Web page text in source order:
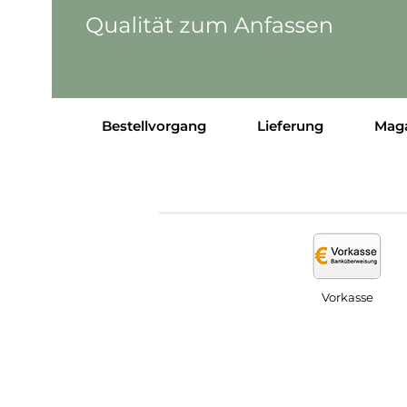
Bestellvorgang Lieferung
Vorkasse